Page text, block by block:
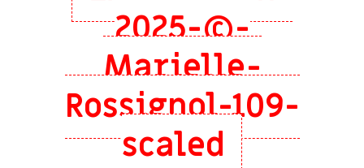
2025-©-
Marielle-
Rossignol-109-
scaled